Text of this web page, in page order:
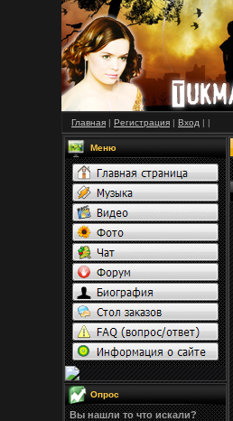
Главная | Регистрация | Вход | |
Меню
Опрос
Вы нашли то что искали?